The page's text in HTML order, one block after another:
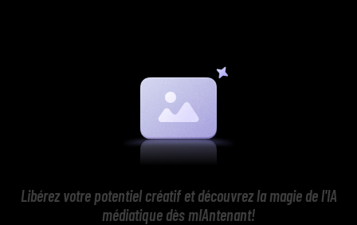
Libérez votre potentiel créatif et découvrez la magie de l'IA
médiatique dès mIAntenant!